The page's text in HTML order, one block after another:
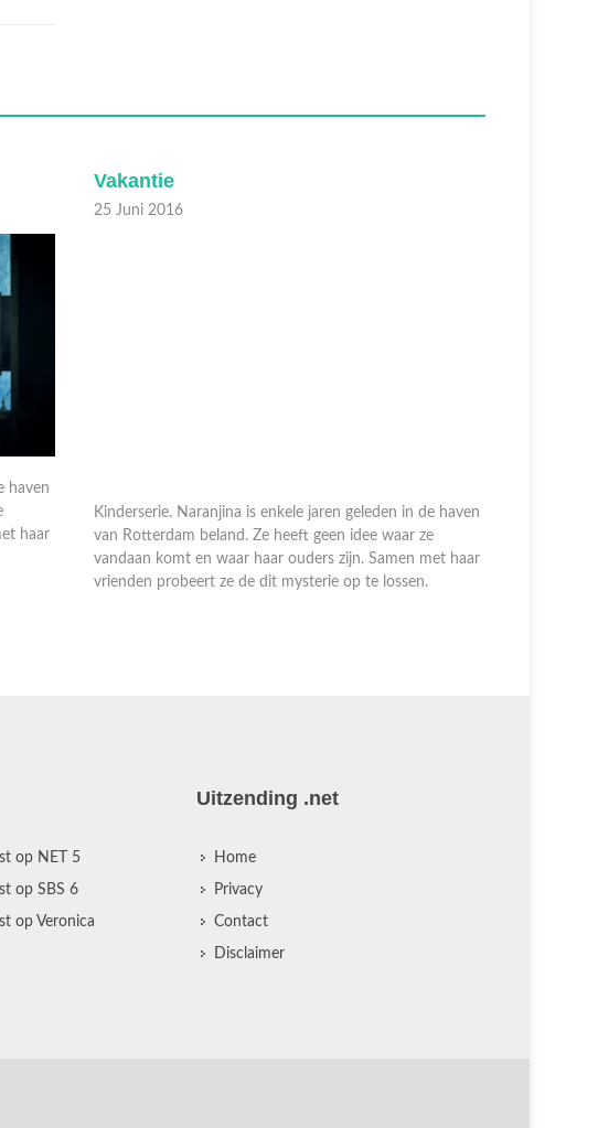
haven
haar
Vakantie
25 Juni 2016
van Rotterdam beland. Ze heeft geen idee waar ze
vandaan komt en waar haar ouders zijn. Samen met haar
vrienden probeert ze de dit mysterie op te lossen.
op NET 5
op SBS 6
op Veronica
Uitzending .net
Home
Privacy
Contact
Disclaimer